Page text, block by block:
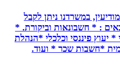
במשרדנו ניתן לקבל
* חשבונאות וביקורת. *
פיננסי וכלכלי *הנהלת
*חשבות שכר * ועוד.